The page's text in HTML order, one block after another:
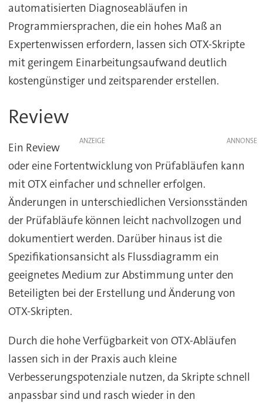
automatisierten Diagnoseabläufen in
Programmiersprachen, die ein hohes Maß an
Expertenwissen erfordern, lassen sich OTX-Skripte
mit geringem Einarbeitungsaufwand deutlich
kostengünstiger und zeitsparender erstellen.
Review
ANZEIGE
Ein Review
oder eine Fortentwicklung von Prüfabläufen kann
mit OTX einfacher und schneller erfolgen.
Änderungen in unterschiedlichen Versionsständen
der Prüfabläufe können leicht nachvollzogen und
dokumentiert werden. Darüber hinaus ist die
Spezifikationsansicht als Flussdiagramm ein
geeignetes Medium zur Abstimmung unter den
Beteiligten bei der Erstellung und Änderung von
OTX-Skripten.
Durch die hohe Verfügbarkeit von OTX-Abläufen
lassen sich in der Praxis auch kleine
Verbesserungspotenziale nutzen, da Skripte schnell
anpassbar sind und rasch wieder in den